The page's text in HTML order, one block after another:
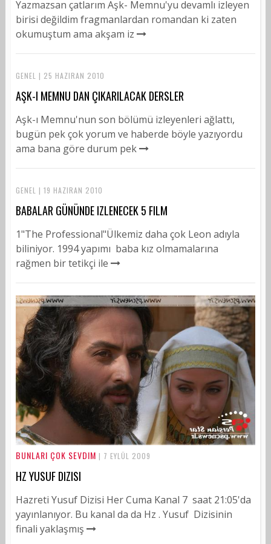
Yazmazsan çatlarım Aşk- Memnu'yu devamlı izleyen
birisi değildim fragmanlardan romandan ki zaten
okumuştum ama akşam iz
GENEL | 25 HAZIRAN 2010
AŞK-I MEMNU DAN ÇIKARILACAK DERSLER
Aşk-ı Memnu'nun son bölümü izleyenleri ağlattı,
bugün pek çok yorum ve haberde böyle yazıyordu
ama bana göre durum pek
GENEL | 19 HAZIRAN 2010
BABALAR GÜNÜNDE IZLENECEK 5 FILM
1"The Professional"Ülkemiz daha çok Leon adıyla
biliniyor. 1994 yapımı baba kız olmamalarına
rağmen bir tetikçi ile
BUNLARI ÇOK SEVDIM | 7 EYLÜL 2009
HZ YUSUF DIZISI
Hazreti Yusuf Dizisi Her Cuma Kanal 7 saat 21:05'da
yayınlanıyor. Bu kanal da da Hz . Yusuf Dizisinin
finali yaklaşmış